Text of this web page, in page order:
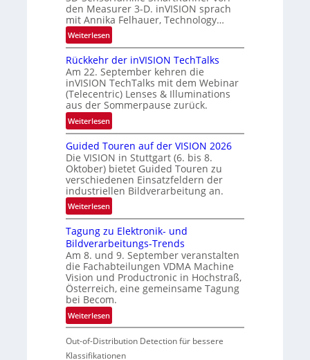
n
d
e
‘
den Measurer 3-D. inVISION sprach
mit Annika Felhauer, Technology…
Weiterlesen:
U
n
b
e
g
r
e
z
t
e
M
ö
g
l
i
c
h
k
e
i
t
e
Rückkehr der inVISION TechTalks
Am 22. September kehren die
inVISION TechTalks mit dem Webinar
(Telecentric) Lenses & Illuminations
aus der Sommerpause zurück.
Weiterlesen:
R
ü
c
k
k
e
h
d
e
r
i
n
V
I
S
I
O
Guided Touren auf der VISION 2026
Die VISION in Stuttgart (6. bis 8.
Oktober) bietet Guided Touren zu
verschiedenen Einsatzfeldern der
industriellen Bildverarbeitung an.
Weiterlesen:
G
u
i
d
e
d
T
o
u
r
Tagung zu Elektronik- und
Bildverarbeitungs-Trends
Am 8. und 9. September veranstalten
die Fachabteilungen VDMA Machine
Vision und Productronic in Hochstraß,
Österreich, eine gemeinsame Tagung
bei Becom.
Weiterlesen:
T
a
g
Out-of-Distribution Detection für bessere
Klassifikationen